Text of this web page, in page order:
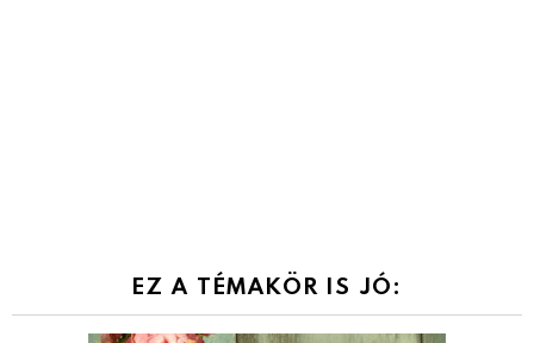
EZ A TÉMAKÖR IS JÓ: